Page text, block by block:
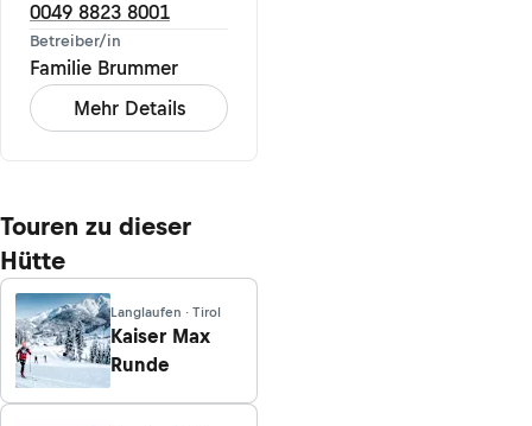
0049 8823 8001
Betreiber/in
Familie Brummer
Mehr Details
Touren zu dieser
Hütte
Langlaufen · Tirol
Kaiser Max
Runde